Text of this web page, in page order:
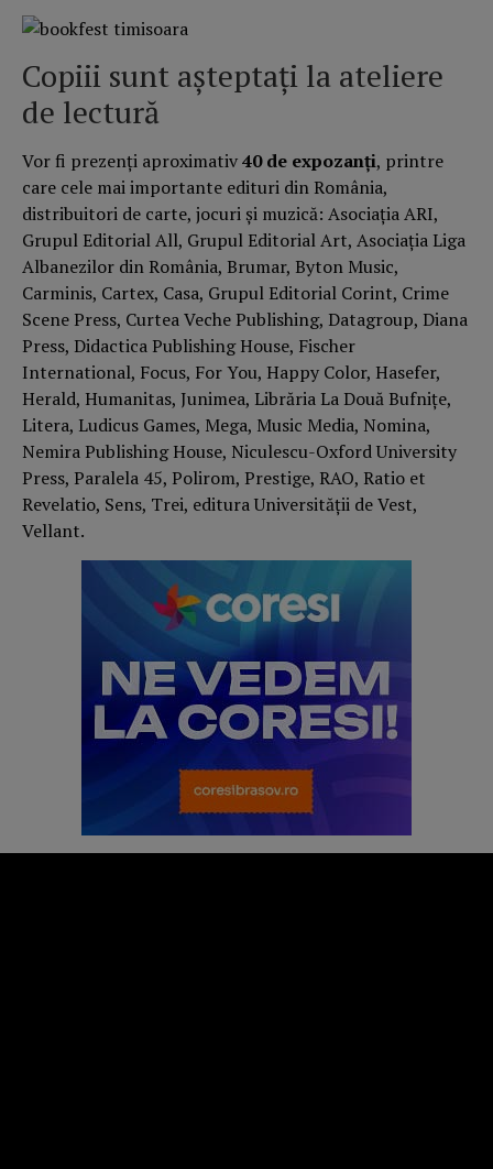
Copiii sunt așteptați la ateliere
de lectură
Vor fi prezenți aproximativ40 de expozanți, printre
care cele mai importante edituri din România,
distribuitori de carte, jocuri și muzică: Asociația ARI,
Grupul Editorial All, Grupul Editorial Art, Asociația Liga
Albanezilor din România, Brumar, Byton Music,
Carminis, Cartex, Casa, Grupul Editorial Corint, Crime
Scene Press, Curtea Veche Publishing, Datagroup, Diana
Press, Didactica Publishing House, Fischer
International, Focus, For You, Happy Color, Hasefer,
Herald, Humanitas, Junimea, Librăria La Două Bufnițe,
Litera, Ludicus Games, Mega, Music Media, Nomina,
Nemira Publishing House, Niculescu-Oxford University
Press, Paralela 45, Polirom, Prestige, RAO, Ratio et
Revelatio, Sens, Trei, editura Universității de Vest,
Vellant.